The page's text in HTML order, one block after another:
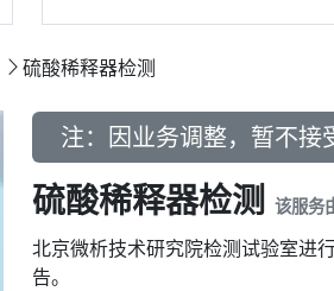
硫酸稀释器检测
注：因业务调整，暂不接
硫酸稀释器检测 该服务
北京微析技术研究院检测试验室进
告。